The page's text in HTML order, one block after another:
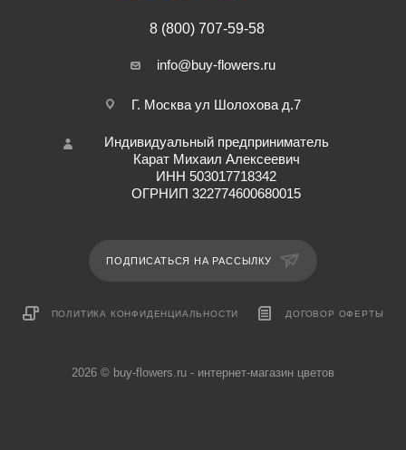
8 (800) 707-59-58
info@buy-flowers.ru
Г. Москва ул Шолохова д.7
Индивидуальный предприниматель
Карат Михаил Алексеевич
ИНН 503017718342
ОГРНИП 322774600680015
ПОДПИСАТЬСЯ НА РАССЫЛКУ
ПОЛИТИКА КОНФИДЕНЦИАЛЬНОСТИ ДОГОВОР ОФЕРТЫ
2026 © buy-flowers.ru - интернет-магазин цветов